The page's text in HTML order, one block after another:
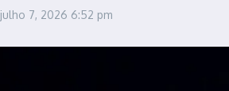
julho 7, 2026 6:52 pm